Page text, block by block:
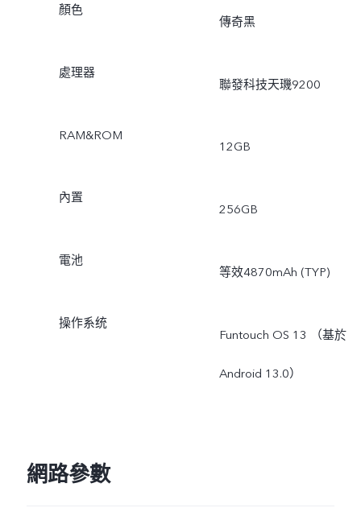
顏色
傳奇黑
處理器
聯發科技天璣9200
RAM&ROM
12GB
內置
256GB
電池
等效4870mAh (TYP)
操作系统
Funtouch OS 13 （基於
Android 13.0）
網路參數